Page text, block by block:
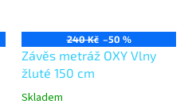
240 Kč –50 %
Závěs metráž OXY Vlny
žluté 150 cm
Skladem